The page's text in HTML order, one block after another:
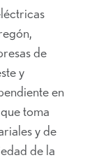
de
y
en
toma
y de
de la